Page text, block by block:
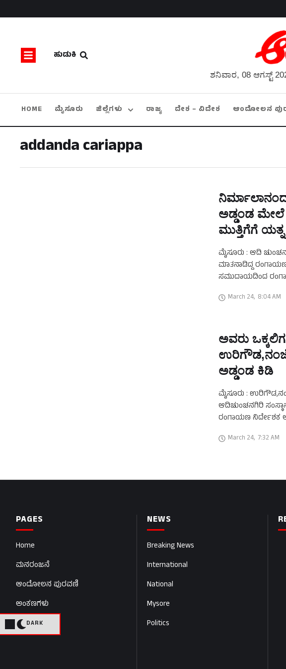
ಹುಡುಕಿ
ಶನಿವಾರ, 08 ಆಗಸ್ಟ್
DARK
HOME ಮೈಸೂರು ಜಿಲ್ಲೆಗಳು ರಾಜ್ಯ ದೇಶ – ವಿದೇಶ ಆಂದೋಲನ
addanda cariappa
ನಿರ್ಮಾಲಾನಂದ
ಅಡ್ಡಂಡ
ಮುತ್ತಿಗೆಗೆ ಯತ್ನ
ಮೈಸೂರು : ಆದಿ
ಮಾತನಾಡಿದ್ದ
ಸಮುದಾಯದಿಂದ
March 24, 8:04 AM
ಅವರು
ಅಡ್ಡಂಡ ಕಿಡಿ
ಮೈಸೂರು :
ಆದಿಚುಂಚನಗಿರಿ
ರಂಗಾಯಣ ನಿರ್ದೇಶಕ
March 24, 7:32 AM
PAGES
Home
ಮನರಂಜನೆ
ಆಂದೋಲನ ಪುರವಣಿ
ಅಂಕಣಗಳು
NEWS
Breaking News
International
National
Mysore
Politics